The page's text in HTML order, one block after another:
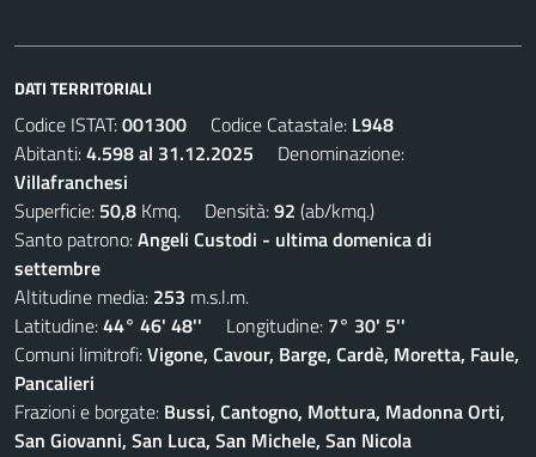
DATI TERRITORIALI
Codice ISTAT:001300 Codice Catastale: L948
Abitanti:4.598 al 31.12.2025 Denominazione:
Villafranchesi
Superficie: 50,8 Kmq. Densità:92 (ab/kmq.)
Santo patrono:Angeli Custodi - ultima domenica di
settembre
Altitudine media: 253 m.s.l.m.
Latitudine:44° 46' 48'' Longitudine: 7° 30' 5''
Comuni limitrofi:Vigone, Cavour, Barge, Cardè, Moretta, Faule,
Pancalieri
Frazioni e borgate: Bussi, Cantogno, Mottura, Madonna Orti,
San Giovanni, San Luca, San Michele, San Nicola